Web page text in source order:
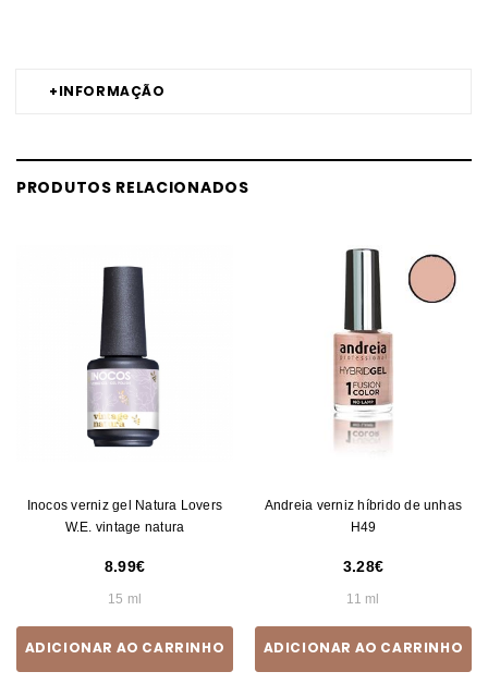
+INFORMAÇÃO
PRODUTOS RELACIONADOS
Inocos verniz gel Natura Lovers
W.E. vintage natura
8.99
15 ml
ADICIONAR AO CARRINHO
Andreia verniz híbrido de unhas
H49
3.28
11 ml
ADICIONAR AO CARRINHO